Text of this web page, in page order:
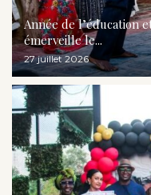
Année de l’éducation
émerveille le...
27 juillet 2026